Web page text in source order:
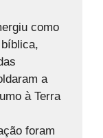
como
a
à Terra
foram